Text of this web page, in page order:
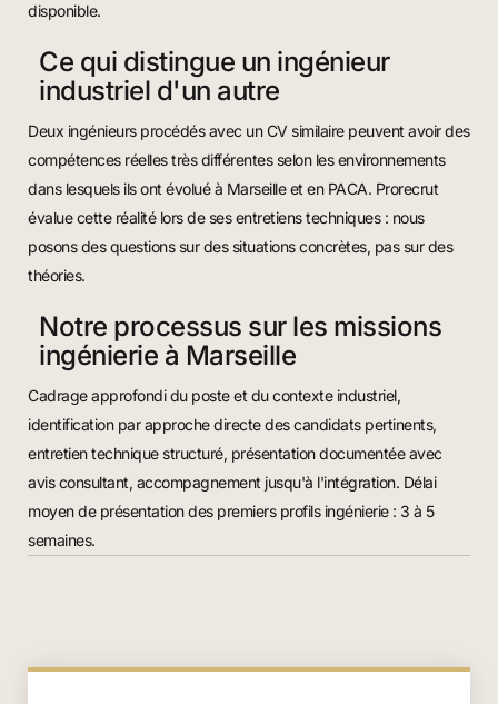
disponible.
Ce qui distingue un ingénieur
industriel d'un autre
Deux ingénieurs procédés avec un CV similaire peuvent avoir des
compétences réelles très différentes selon les environnements
dans lesquels ils ont évolué à Marseille et en PACA. Prorecrut
évalue cette réalité lors de ses entretiens techniques : nous
posons des questions sur des situations concrètes, pas sur des
théories.
Notre processus sur les missions
ingénierie à Marseille
Cadrage approfondi du poste et du contexte industriel,
identification par approche directe des candidats pertinents,
entretien technique structuré, présentation documentée avec
avis consultant, accompagnement jusqu'à l'intégration. Délai
moyen de présentation des premiers profils ingénierie : 3 à 5
semaines.